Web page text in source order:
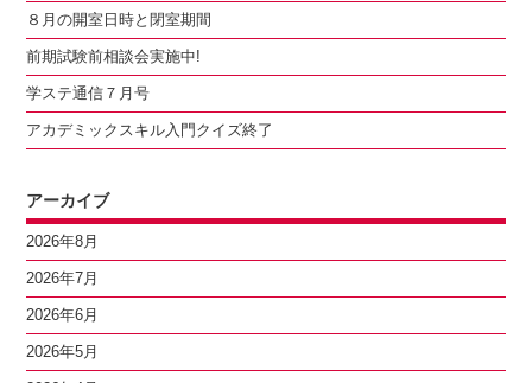
８月の開室日時と閉室期間
前期試験前相談会実施中!
学ステ通信７月号
アカデミックスキル入門クイズ終了
アーカイブ
2026年8月
2026年7月
2026年6月
2026年5月